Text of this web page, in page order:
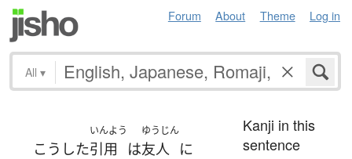
Forum About Theme Log in
All ▾
こうした
いんよう
引用 は
ゆうじん
友人 に
Kanji in this
sentence